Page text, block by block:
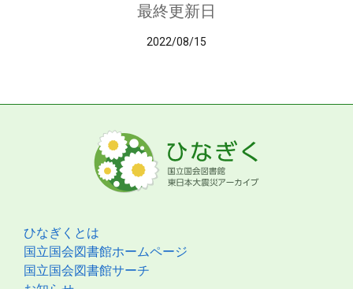
最終更新日
2022/08/15
ひなぎくとは
国立国会図書館ホームページ
国立国会図書館サーチ